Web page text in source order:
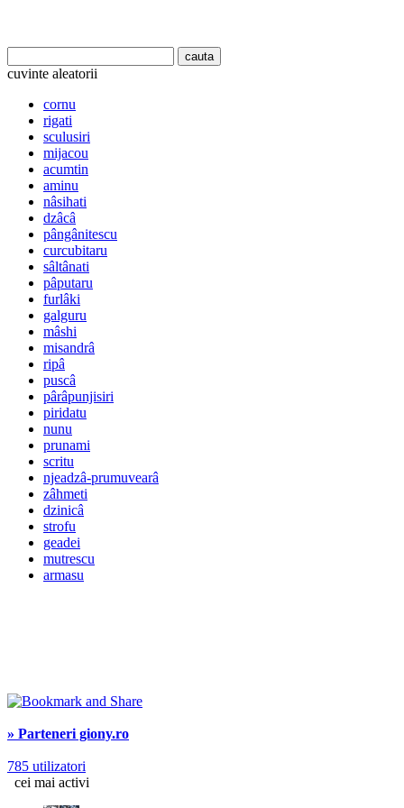
cuvinte aleatorii
cornu
rigati
sculusiri
mijacou
acumtin
aminu
nâsihati
dzâcâ
pângânitescu
curcubitaru
sâltânati
pâputaru
furlâki
galguru
mâshi
misandrâ
ripâ
puscâ
pârâpunjisiri
piridatu
nunu
prunami
scritu
njeadzâ-prumuvearâ
zâhmeti
dzinicâ
strofu
geadei
mutrescu
armasu
» Parteneri giony.ro
785 utilizatori
cei mai activi